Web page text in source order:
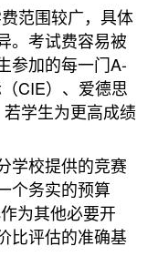
范围较广，具体
。考试费容易被
参加的每一门A-
CIE）、爱德思
若学生为更高成绩
学校提供的竞赛
个务实的预算
为其他必要开
比评估的准确基